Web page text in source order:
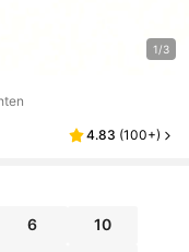
1/3
4.83 (100+)
6 10